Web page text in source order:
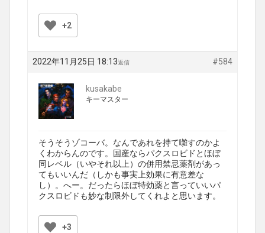
+2
2022年11月25日 18:13 #584
返信
kusakabe
キーマスター
そうそうゾコーバ。なんであれを持て囃すのかよ
くわからんのです。国産ならパクスロビドとほぼ
同レベル（いやそれ以上）の併用禁忌薬剤があっ
てもいいんだ（しかも事実上効果に有意差な
し）。へー。だったらほぼ特効薬と言っていいパ
クスロビドも妙な制限外してくれよと思います。
+3